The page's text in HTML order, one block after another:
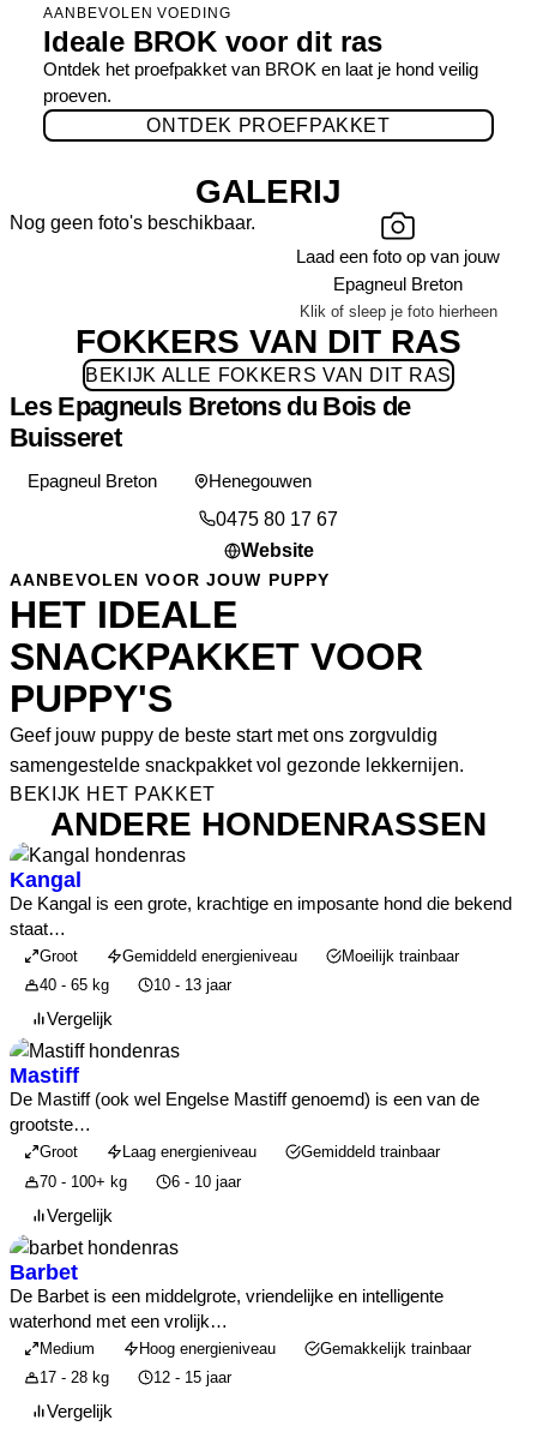
AANBEVOLEN VOEDING
Ideale BROK voor dit ras
Ontdek het proefpakket van BROK en laat je hond veilig
proeven.
ONTDEK PROEFPAKKET
GALERIJ
Nog geen foto's beschikbaar.
Laad een foto op van jouw
Epagneul Breton
Klik of sleep je foto hierheen
FOKKERS VAN DIT RAS
BEKIJK ALLE FOKKERS VAN DIT RAS
Les Epagneuls Bretons du Bois de
Buisseret
Epagneul Breton
Henegouwen
0475 80 17 67
Website
AANBEVOLEN VOOR JOUW PUPPY
HET IDEALE
SNACKPAKKET VOOR
PUPPY'S
Geef jouw puppy de beste start met ons zorgvuldig
samengestelde snackpakket vol gezonde lekkernijen.
BEKIJK HET PAKKET
ANDERE HONDENRASSEN
Kangal
De Kangal is een grote, krachtige en imposante hond die bekend
staat…
Groot Gemiddeld energieniveau
Moeilijk trainbaar
40 - 65 kg
10 - 13 jaar
Vergelijk
Mastiff
De Mastiff (ook wel Engelse Mastiff genoemd) is een van de
grootste…
Groot Laag energieniveau
Gemiddeld trainbaar
70 - 100+ kg
6 - 10 jaar
Vergelijk
Barbet
De Barbet is een middelgrote, vriendelijke en intelligente
waterhond met een vrolijk…
Medium Hoog energieniveau
Gemakkelijk trainbaar
17 - 28 kg
12 - 15 jaar
Vergelijk